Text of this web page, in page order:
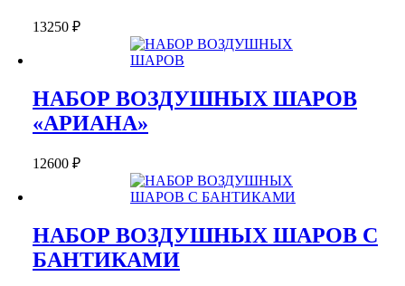
13250 ₽
НАБОР ВОЗДУШНЫХ ШАРОВ
«АРИАНА»
12600 ₽
НАБОР ВОЗДУШНЫХ ШАРОВ С
БАНТИКАМИ